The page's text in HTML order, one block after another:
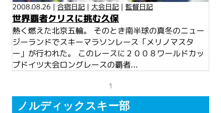
2008.08.26 | 合宿日記 | 大会日記 | 監督日記
世界覇者クリスに挑む久保
熱く燃えた北京五輪。 そのとき南半球の真冬のニュー
ジーランドでスキーマラソンレース「メリノマスタ
ー」が行われた。 このレースに２００８ワールドカッ
プドイツ大会ロングレースの覇者...
1
ノルディックスキー部